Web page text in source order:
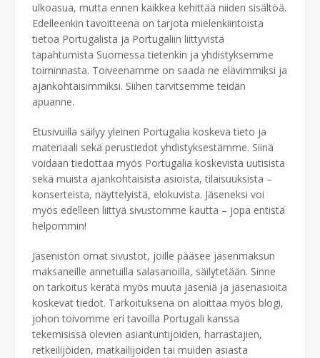
ulkoasua, mutta ennen kaikkea kehittää niiden sisältöä.
Edelleenkin tavoitteena on tarjota mielenkiintoista
tietoa Portugalista ja Portugaliin liittyvistä
tapahtumista Suomessa tietenkin ja yhdistyksemme
toiminnasta. Toiveenamme on saada ne elävimmiksi ja
ajankohtaisimmiksi. Siihen tarvitsemme teidän
apuanne.
Etusivuilla säilyy yleinen Portugalia koskeva tieto ja
materiaali sekä perustiedot yhdistyksestämme. Siinä
voidaan tiedottaa myös Portugalia koskevista uutisista
sekä muista ajankohtaisista asioista, tilaisuuksista –
konserteista, näyttelyistä, elokuvista. Jäseneksi voi
myös edelleen liittyä sivustomme kautta – jopa entistä
helpommin!
Jäsenistön omat sivustot, joille pääsee jäsenmaksun
maksaneille annetuilla salasanoilla, säilytetään. Sinne
on tarkoitus kerätä myös muuta jäseniä ja jäsenasioita
koskevat tiedot. Tarkoituksena on aloittaa myös blogi,
johon toivomme eri tavoilla Portugali kanssa
tekemisissä olevien asiantuntijoiden, harrastajien,
retkeilijöiden, matkailijoiden tai muiden asiasta